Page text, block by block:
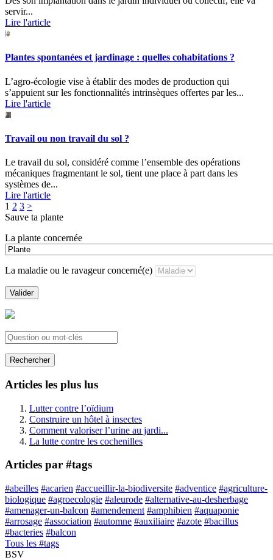
servir...
Lire l'article
Plantes spontanées et jardinage : quelles cohabitations ?
L’agro-écologie vise à établir des modes de production qui
s’appuient sur les fonctionnalités intrinsèques offertes par les...
Lire l'article
Travail ou non travail du sol ?
Le travail du sol, considéré comme l’ensemble des opérations
mécaniques fragmentant le sol, tient une place à part dans les
systèmes de...
Lire l'article
Pagination
des
publications
Page
1 Page
2 Page
3 >
Sauve ta plante
La plante concernée
La maladie ou le ravageur concerné(e)
Valider
Rechercher
Articles les plus lus
Lutter contre l’oïdium
Construire un hôtel à insectes
Comment valoriser l’urine au jardi...
La lutte contre les cochenilles
Articles par #tags
#abeilles #acarien #accueillir-la-biodiversite #adventice #agriculture-
biologique #agroecologie #aleurode #alternative-au-desherbage
#amenager-un-balcon #amendement #amphibien #aquaponie
#arrosage #association #automne #auxiliaire #azote #bacillus
#bacteries #balcon
Tous les #tags
BSV